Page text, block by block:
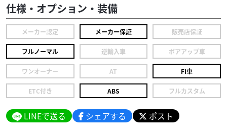
仕様・オプション・装備
メーカー認定 メーカー保証 販売店保証
フルノーマル 逆輸入車 ボアアップ車
ワンオーナー AT FI車
ETC付き ABS フルカスタム
LINEで送る シェアする ポスト